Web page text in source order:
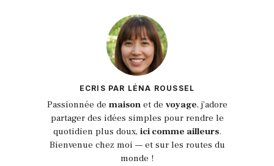
ECRIS PAR LÉNA ROUSSEL
Passionnée de maisonet de voyage, j’adore
partager des idées simples pour rendre le
quotidien plus doux, ici comme ailleurs.
Bienvenue chez moi — et sur les routes du
monde !